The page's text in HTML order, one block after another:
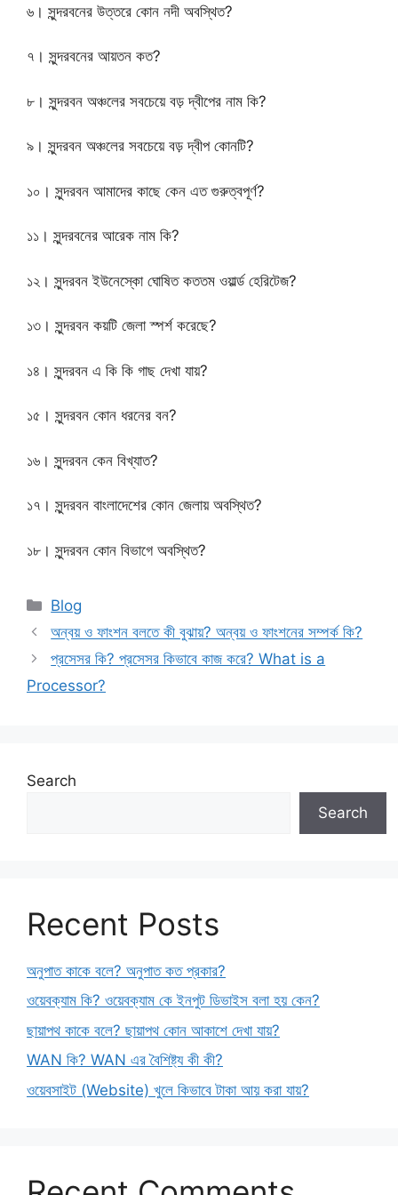
৬। সুন্দরবনের উত্তরে কোন নদী অবস্থিত?
৭। সুন্দরবনের আয়তন কত?
৮। সুন্দরবন অঞ্চলের সবচেয়ে বড় দ্বীপের নাম কি?
৯। সুন্দরবন অঞ্চলের সবচেয়ে বড় দ্বীপ কোনটি?
১০। সুন্দরবন আমাদের কাছে কেন এত গুরুত্বপূর্ণ?
১১। সুন্দরবনের আরেক নাম কি?
১২। সুন্দরবন ইউনেস্কো ঘোষিত কততম ওয়ার্ল্ড হেরিটেজ?
১৩। সুন্দরবন কয়টি জেলা স্পর্শ করেছে?
১৪। সুন্দরবন এ কি কি গাছ দেখা যায়?
১৫। সুন্দরবন কোন ধরনের বন?
১৬। সুন্দরবন কেন বিখ্যাত?
১৭। সুন্দরবন বাংলাদেশের কোন জেলায় অবস্থিত?
১৮। সুন্দরবন কোন বিভাগে অবস্থিত?
Categories
Blog
অন্বয় ও ফাংশন বলতে কী বুঝায়? অন্বয় ও ফাংশনের সম্পর্ক কি?
প্রসেসর কি? প্রসেসর কিভাবে কাজ করে? What is a
Processor?
Search
Search
Recent Posts
অনুপাত কাকে বলে? অনুপাত কত প্রকার?
ওয়েবক্যাম কি? ওয়েবক্যাম কে ইনপুট ডিভাইস বলা হয় কেন?
ছায়াপথ কাকে বলে? ছায়াপথ কোন আকাশে দেখা যায়?
WAN কি? WAN এর বৈশিষ্ট্য কী কী?
ওয়েবসাইট (Website) খুলে কিভাবে টাকা আয় করা যায়?